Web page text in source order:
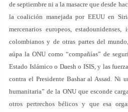
de septiembre ni a la masacre que desde
la coalición manejada por EEUU en
mercenarios europeos, estadounidenses,
colombianos y de otras partes del
aúpa la ONU como “compañías” de
Estado Islámico o Daesh o ISIS, y las
contra el Presidente Bashar al Assad. Ni
humanitaria” de la ONU que esconde
otros pertrechos bélicos y que esa